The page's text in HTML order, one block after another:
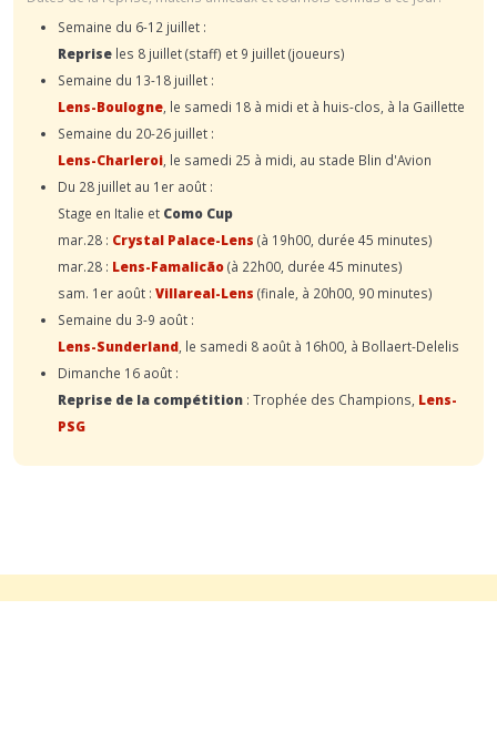
Semaine du 6-12 juillet :
Reprise les 8 juillet (staff) et 9 juillet (joueurs)
Semaine du 13-18 juillet :
Lens-Boulogne , le samedi 18 à midi et à huis-clos, à la Gaillette
Semaine du 20-26 juillet :
Lens-Charleroi , le samedi 25 à midi, au stade Blin d'Avion
Du 28 juillet au 1er août :
Stage en Italie et Como Cup
mar.28 : Crystal Palace-Lens (à 19h00, durée 45 minutes)
mar.28 : Lens-Famalicão(à 22h00, durée 45 minutes)
sam. 1er août : Villareal-Lens (finale, à 20h00, 90 minutes)
Semaine du 3-9 août :
Lens-Sunderland , le samedi 8 août à 16h00, à Bollaert-Delelis
Dimanche 16 août :
Reprise de la compétition : Trophée des Champions, Lens-
PSG